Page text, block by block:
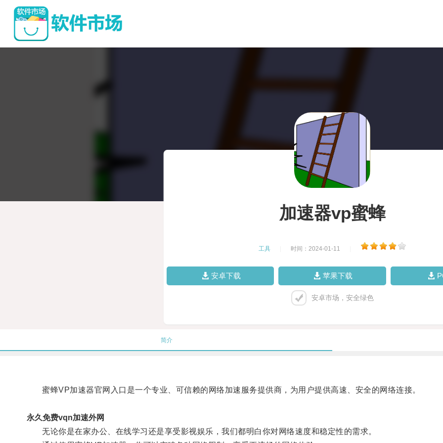
加速器vp蜜蜂
工具 时间：2024-01-11
安卓下载 苹果下载
安卓市场，安全绿色
简介
蜜蜂VP加速器官网入口是一个专业、可信赖的网络加速服务提供商，为用户提供高速、安全的网络连接。
永久免费vqn加速外网
无论你是在家办公、在线学习还是享受影视娱乐，我们都明白你对网络速度和稳定性的需求。